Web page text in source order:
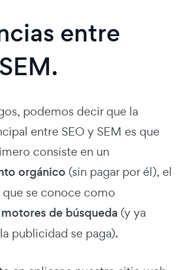
entre
podemos decir que la
entre SEO y SEM es que
consiste en un
orgánico (sin pagar por él), el
se conoce como
de búsqueda (y ya
publicidad se paga).